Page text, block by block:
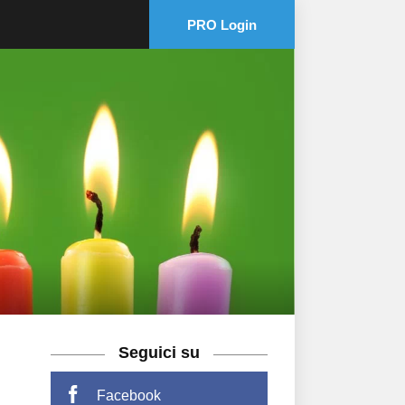
PRO Login
Seguici su
Facebook